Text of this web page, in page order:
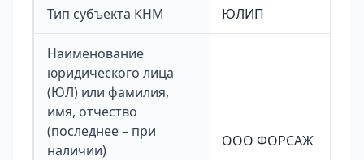
Тип субъекта КНМ ЮЛИП
Наименование
юридического лица
(ЮЛ) или фамилия,
имя, отчество
(последнее – при
наличии)
ООО ФОРСАЖ